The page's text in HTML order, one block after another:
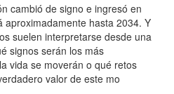
cambió de signo e ingresó en
aproximadamente hasta 2034. Y
suelen interpretarse desde una
signos serán los más
vida se moverán o qué retos
valor de este mo